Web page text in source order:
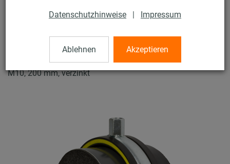
Datenschutzhinweise | Impressum
Ablehnen Akzeptieren
ISO-Schellen Typ H, M, T
Iso-Schelle DÄMMGULAST® gelb, Typ T, Iso 32-45 mm,
M10, 200 mm, verzinkt